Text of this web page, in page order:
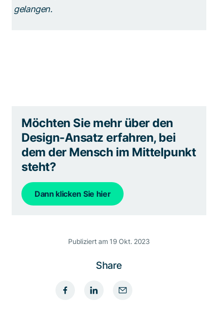
gelangen.
Möchten Sie mehr über den
Design-Ansatz erfahren, bei
dem der Mensch im Mittelpunkt
steht?
Dann klicken Sie hier
Publiziert am 19 Okt. 2023
Share